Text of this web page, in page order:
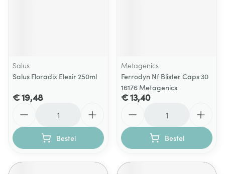
Salus
Salus Floradix Elexir 250ml
€ 19,48
Bestel
Metagenics
Ferrodyn Nf Blister Caps 30
16176 Metagenics
€ 13,40
Bestel